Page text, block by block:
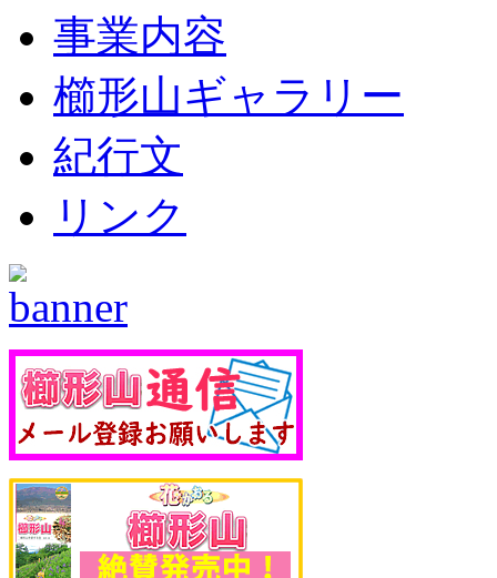
事業内容
櫛形山ギャラリー
紀行文
リンク